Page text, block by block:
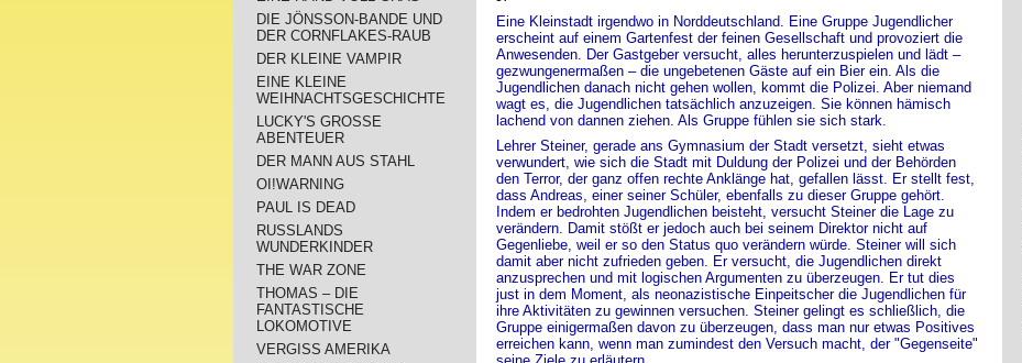
Eine Kleinstadt irgendwo in Norddeutschland. Eine Gruppe Jugendlicher
erscheint auf einem Gartenfest der feinen Gesellschaft und provoziert die
Anwesenden. Der Gastgeber versucht, alles herunterzuspielen und lädt –
gezwungenermaßen – die ungebetenen Gäste auf ein Bier ein. Als die
Jugendlichen danach nicht gehen wollen, kommt die Polizei. Aber niemand
wagt es, die Jugendlichen tatsächlich anzuzeigen. Sie können hämisch
lachend von dannen ziehen. Als Gruppe fühlen sie sich stark.
Lehrer Steiner, gerade ans Gymnasium der Stadt versetzt, sieht etwas
verwundert, wie sich die Stadt mit Duldung der Polizei und der Behörden
den Terror, der ganz offen rechte Anklänge hat, gefallen lässt. Er stellt fest,
dass Andreas, einer seiner Schüler, ebenfalls zu dieser Gruppe gehört.
Indem er bedrohten Jugendlichen beisteht, versucht Steiner die Lage zu
verändern. Damit stößt er jedoch auch bei seinem Direktor nicht auf
Gegenliebe, weil er so den Status quo verändern würde. Steiner will sich
damit aber nicht zufrieden geben. Er versucht, die Jugendlichen direkt
anzusprechen und mit logischen Argumenten zu überzeugen. Er tut dies
just in dem Moment, als neonazistische Einpeitscher die Jugendlichen für
ihre Aktivitäten zu gewinnen versuchen. Steiner gelingt es schließlich, die
Gruppe einigermaßen davon zu überzeugen, dass man nur etwas Positives
erreichen kann, wenn man zumindest den Versuch macht, der "Gegenseite"
DIE JÖNSSON-BANDE UND
DER CORNFLAKES-RAUB
DER KLEINE VAMPIR
EINE KLEINE
WEIHNACHTSGESCHICHTE
LUCKY'S GROSSE
ABENTEUER
DER MANN AUS STAHL
OI!WARNING
PAUL IS DEAD
RUSSLANDS
WUNDERKINDER
THE WAR ZONE
THOMAS – DIE
FANTASTISCHE
LOKOMOTIVE
VERGISS AMERIKA